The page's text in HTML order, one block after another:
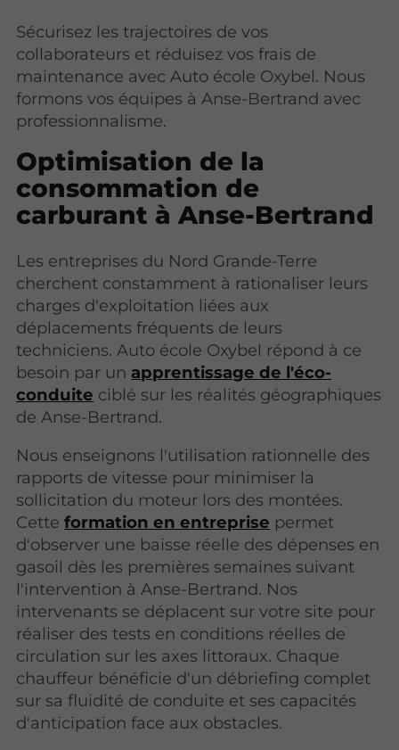
Sécurisez les trajectoires de vos
collaborateurs et réduisez vos frais de
maintenance avec Auto école Oxybel. Nous
formons vos équipes à Anse-Bertrand avec
professionnalisme.
Optimisation de la
consommation de
carburant à Anse-Bertrand
Les entreprises du Nord Grande-Terre
cherchent constamment à rationaliser leurs
charges d'exploitation liées aux
déplacements fréquents de leurs
techniciens. Auto école Oxybel répond à ce
besoin par un apprentissage de l'éco-
conduite ciblé sur les réalités géographiques
de Anse-Bertrand.
Nous enseignons l'utilisation rationnelle des
rapports de vitesse pour minimiser la
sollicitation du moteur lors des montées.
Cetteformation en entreprise permet
d'observer une baisse réelle des dépenses en
gasoil dès les premières semaines suivant
l'intervention à Anse-Bertrand. Nos
intervenants se déplacent sur votre site pour
réaliser des tests en conditions réelles de
circulation sur les axes littoraux. Chaque
chauffeur bénéficie d'un débriefing complet
sur sa fluidité de conduite et ses capacités
d'anticipation face aux obstacles.